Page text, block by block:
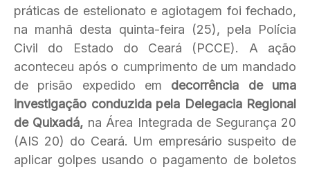
práticas de estelionato e agiotagem foi fechado,
na manhã desta quinta-feira (25), pela Polícia
Civil do Estado do Ceará (PCCE). A ação
aconteceu após o cumprimento de um mandado
de prisão expedido em decorrência de uma
investigação conduzida pela Delegacia Regional
de Quixadá, na Área Integrada de Segurança 20
(AIS 20) do Ceará. Um empresário suspeito de
aplicar golpes usando o pagamento de boletos